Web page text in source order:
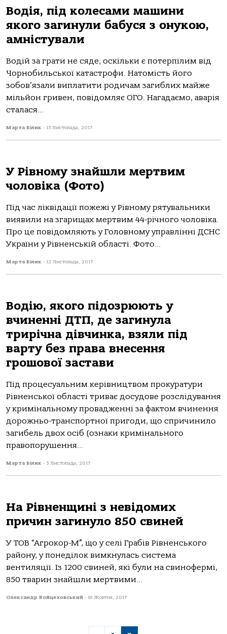
Водія, під колесами машини
якого загинули бабуся з онукою,
амністували
Водій за грати не сяде, оскільки є потерпілим від
Чорнобильської катастрофи. Натомість його
зобов’язали виплатити родичам загиблих майже
мільйон гривен, повідомляє ОГО. Нагадаємо, аварія
сталася...
Марта Білик - 13 Листопада, 2017
У Рівному знайшли мертвим
чоловіка (Фото)
Під час ліквідації пожежі у Рівному рятувальники
виявили на згарищах мертвим 44-річного чоловіка.
Про це повідомляють у Головному управлінні ДСНС
України у Рівненській області. Фото...
Марта Білик - 12 Листопада, 2017
Водію, якого підозрюють у
вчиненні ДТП, де загинула
трирічна дівчинка, взяли під
варту без права внесення
грошової застави
Під процесуальним керівництвом прокуратури
Рівненської області триває досудове розслідування
у кримінальному провадженні за фактом вчинення
дорожньо-транспортної пригоди, що спричинило
загибель двох осіб (ознаки кримінального
правопорушення...
Марта Білик - 3 Листопада, 2017
На Рівненщині з невідомих
причин загинуло 850 свиней
У ТОВ “Агрокор-М”, що у селі Грабів Рівненського
району, у понеділок вимкнулась система
вентиляції. Із 1200 свиней, які були на свинофермі,
850 тварин знайшли мертвими...
Олександр Войцеховський - 18 Жовтня, 2017